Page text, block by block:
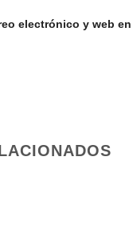
electrónico y web